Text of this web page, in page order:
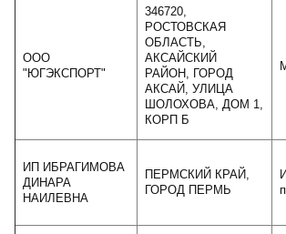
ООО
"ЮГЭКСПОРТ"
346720,
РОСТОВСКАЯ
ОБЛАСТЬ,
АКСАЙСКИЙ
РАЙОН, ГОРОД
АКСАЙ, УЛИЦА
ШОЛОХОВА, ДОМ 1,
КОРП Б
ИП ИБРАГИМОВА
ДИНАРА
НАИЛЕВНА
ПЕРМСКИЙ КРАЙ,
ГОРОД ПЕРМЬ